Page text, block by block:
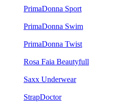
PrimaDonna Sport
PrimaDonna Swim
PrimaDonna Twist
Rosa Faia Beautyfull
Saxx Underwear
StrapDoctor